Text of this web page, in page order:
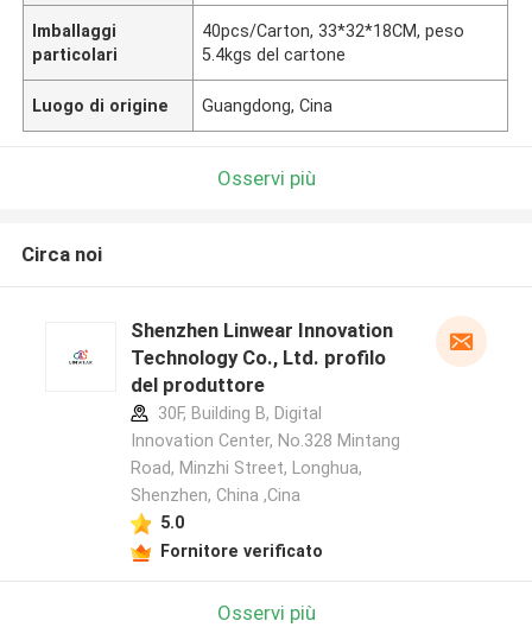
Imballaggi
particolari
40pcs/Carton, 33*32*18CM, peso
5.4kgs del cartone
Luogo di origine Guangdong, Cina
Osservi più
Circa noi
Shenzhen Linwear Innovation
Technology Co., Ltd. profilo
del produttore
30F, Building B, Digital
Innovation Center, No.328 Mintang
Road, Minzhi Street, Longhua,
Shenzhen, China ,Cina
5.0
Fornitore verificato
Osservi più